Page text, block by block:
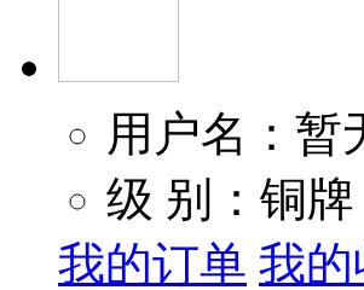
用户名：暂
级 别：铜牌
我的订单 我